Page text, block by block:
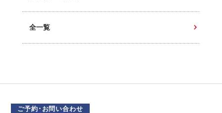
全一覧
ご予約･お問い合わせ